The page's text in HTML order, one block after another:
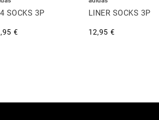
SOCKS 3P
€
LINER SOCKS 3P
12,95 €